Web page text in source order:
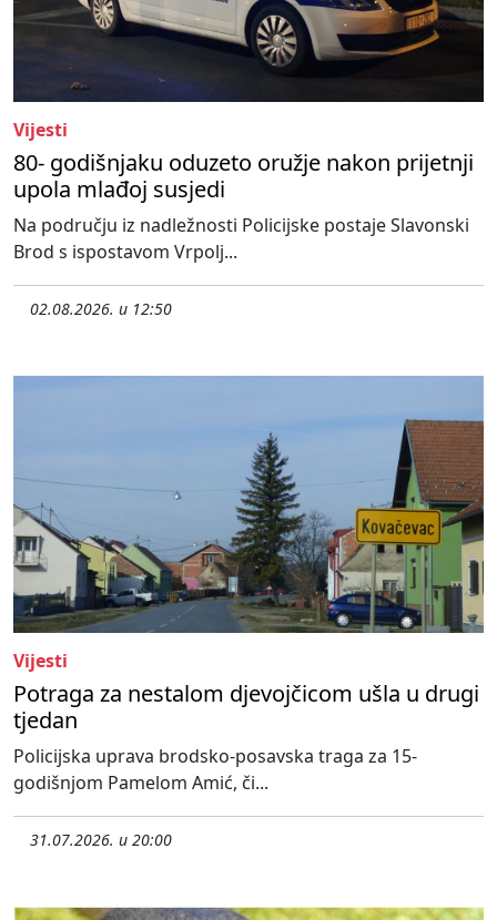
Vijesti
80- godišnjaku oduzeto oružje nakon prijetnji
upola mlađoj susjedi
Na području iz nadležnosti Policijske postaje Slavonski
Brod s ispostavom Vrpolj...
02.08.2026. u 12:50
Vijesti
Potraga za nestalom djevojčicom ušla u drugi
tjedan
Policijska uprava brodsko-posavska traga za 15-
godišnjom Pamelom Amić, či...
31.07.2026. u 20:00